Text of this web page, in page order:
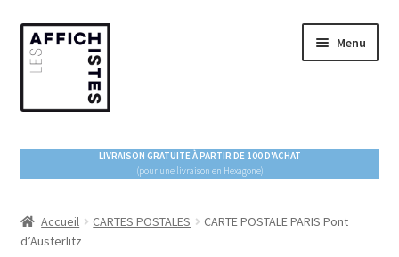
Aller
la
Aller
au
contenu
Menu
BOUTIQUE
Ouvrir
ESPACE PRO
LIVRAISON GRATUITE À PARTIR DE 100 D'ACHAT
(pour une livraison en Hexagone)
Accueil CARTES POSTALES
CARTE POSTALE PARIS Pont
d’Austerlitz